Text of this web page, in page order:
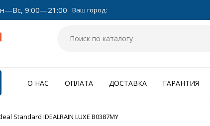
9:00—21:00 Ваш город:
О НАС ОПЛАТА ДОСТАВКА ГАРАНТИЯ
Standard IDEALRAIN LUXE B0387MY